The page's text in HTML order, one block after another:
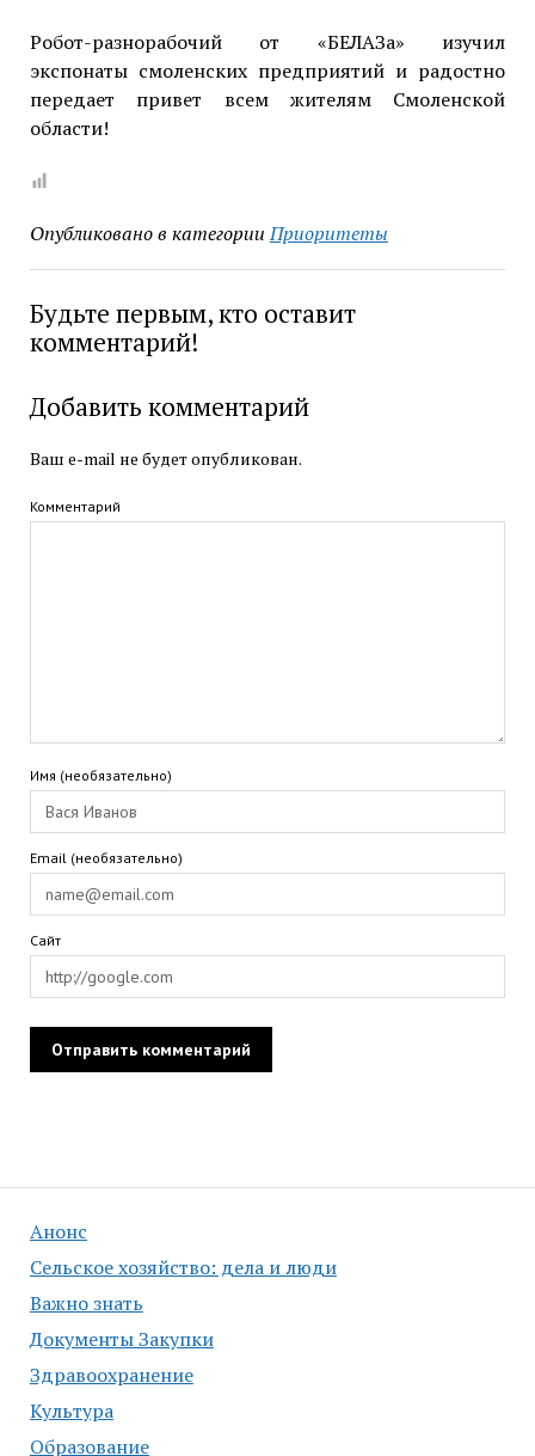
Анонс
Сельское хозяйство: дела и люди
Важно знать
Документы Закупки
Здравоохранение
Культура
Образование
Робот-разнорабочий от «БЕЛАЗа» изучил
экспонаты смоленских предприятий и радостно
передает привет всем жителям Смоленской
области!
Опубликовано в категории Приоритеты
Будьте первым, кто оставит
комментарий!
Добавить комментарий
Ваш e-mail не будет опубликован.
Комментарий
Имя (необязательно)
Email (необязательно)
Сайт